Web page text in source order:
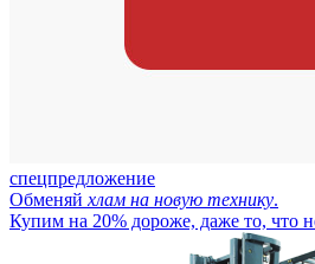
спецпредложение
Обменяй хлам на новую технику.
Купим на 20% дороже, даже то, что